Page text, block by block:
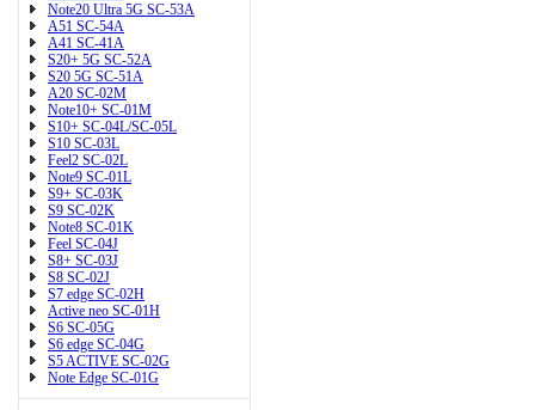
Note20 Ultra 5G SC-53A
A51 SC-54A
A41 SC-41A
S20+ 5G SC-52A
S20 5G SC-51A
A20 SC-02M
Note10+ SC-01M
S10+ SC-04L/SC-05L
S10 SC-03L
Feel2 SC-02L
Note9 SC-01L
S9+ SC-03K
S9 SC-02K
Note8 SC-01K
Feel SC-04J
S8+ SC-03J
S8 SC-02J
S7 edge SC-02H
Active neo SC-01H
S6 SC-05G
S6 edge SC-04G
S5 ACTIVE SC-02G
Note Edge SC-01G